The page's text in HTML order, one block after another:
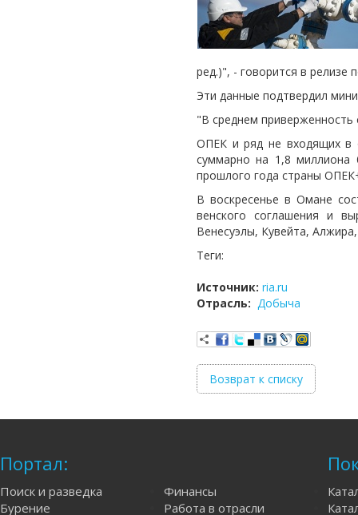
ред.)", - говорится в релизе
Эти данные подтвердил
"В среднем приверженность
ОПЕК и ряд не входящих в
суммарно на 1,8 миллиона
прошлого года страны
В воскресенье в Омане
венского соглашения и
Венесуэлы, Кувейта,
Теги:
Источник: ria.ru
Отрасль: Добыча
Возврат к списку
Портал:
Поиск и разведка
Бурение
Финансы
Работа в отрасли